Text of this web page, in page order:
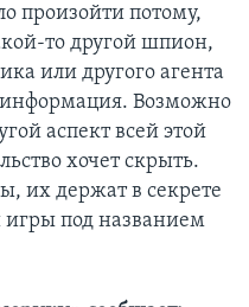
произойти потому,
то другой шпион,
или другого агента
информация. Возможно
аспект всей этой
хочет скрыть.
их держат в секрете
игры под названием